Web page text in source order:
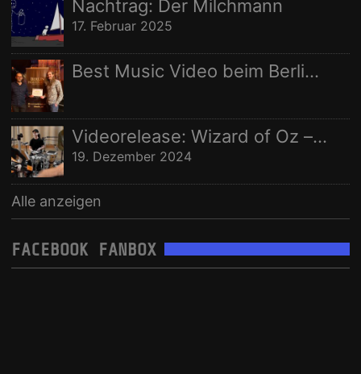
Nachtrag: Der Milchmann
17. Februar 2025
Best Music Video beim Berlin Independent Film Festival
Videorelease: Wizard of Oz – feat. Rhani Krija, Michalina Malisz & Ross Ainslie
19. Dezember 2024
Alle anzeigen
FACEBOOK FANBOX